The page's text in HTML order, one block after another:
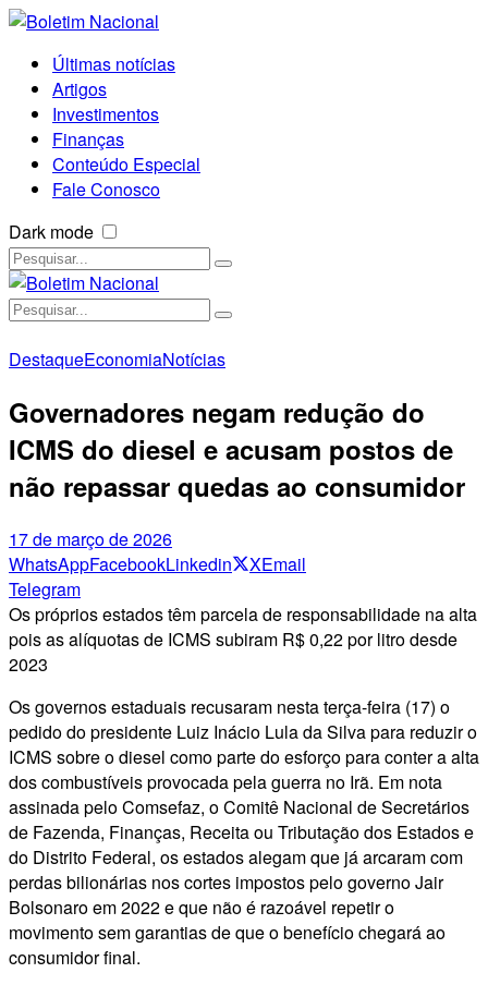
Últimas notícias
Artigos
Investimentos
Finanças
Conteúdo Especial
Fale Conosco
Dark mode
DestaqueEconomiaNotícias
Governadores negam redução do
ICMS do diesel e acusam postos de
não repassar quedas ao consumidor
17 de março de 2026
WhatsAppFacebookLinkedin XEmail
Telegram
Os próprios estados têm parcela de responsabilidade na alta
pois as alíquotas de ICMS subiram R$ 0,22 por litro desde
2023
Os governos estaduais recusaram nesta terça-feira (17) o
pedido do presidente Luiz Inácio Lula da Silva para reduzir o
ICMS sobre o diesel como parte do esforço para conter a alta
dos combustíveis provocada pela guerra no Irã. Em nota
assinada pelo Comsefaz, o Comitê Nacional de Secretários
de Fazenda, Finanças, Receita ou Tributação dos Estados e
do Distrito Federal, os estados alegam que já arcaram com
perdas bilionárias nos cortes impostos pelo governo Jair
Bolsonaro em 2022 e que não é razoável repetir o
movimento sem garantias de que o benefício chegará ao
consumidor final.